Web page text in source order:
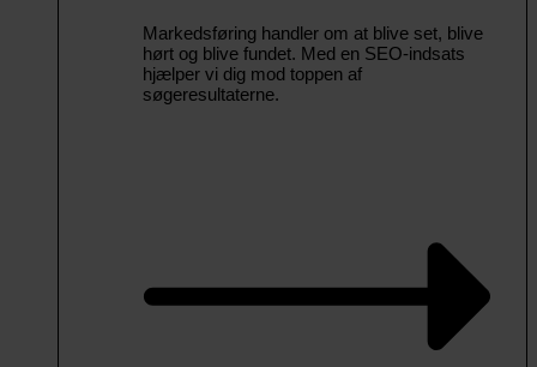
Markedsføring handler om at blive set, blive
hørt og blive fundet. Med en SEO-indsats
hjælper vi dig mod toppen af
søgeresultaterne.